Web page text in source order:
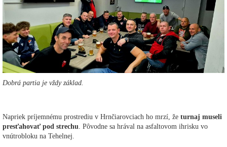
Dobrá partia je vždy základ.
Napriek príjemnému prostrediu v Hrnčiarovciach ho mrzí, že turnaj museli
presťahovať pod strechu . Pôvodne sa hrával na asfaltovom ihrisku vo
vnútrobloku na Tehelnej.